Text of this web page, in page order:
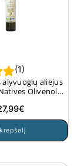
(1)
alyvuogių aliejus
Olivenol
€